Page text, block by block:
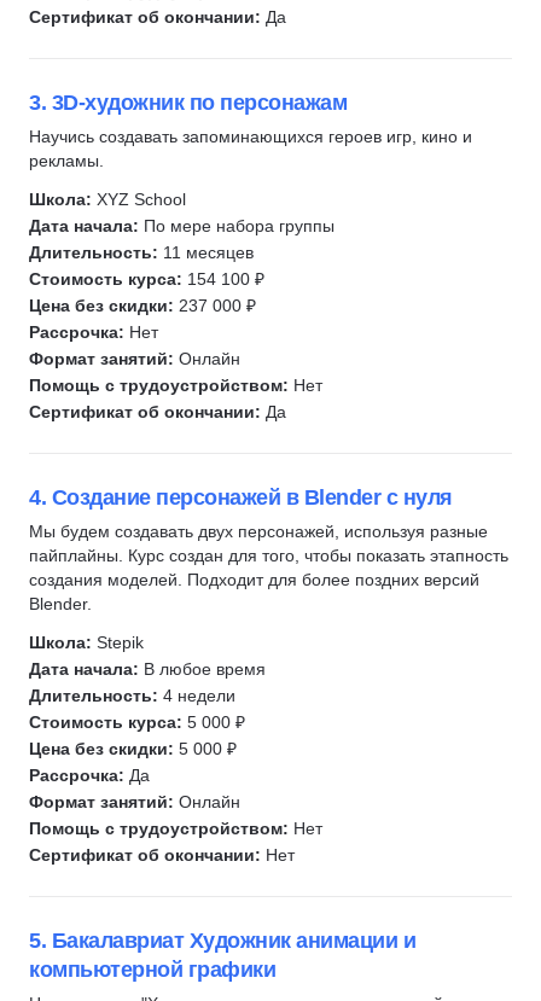
BIM
Ландшафтный дизайн
Текстильный декор
3D анимация
Создание спецэффектов
Художник по окружению
Нарративный дизайнер
Курсы коммерческих редакторов
Сертификат об окончании: Да
3. 3D-художник по персонажам
Научись создавать запоминающихся героев игр, кино и
рекламы.
Школа: XYZ School
Дата начала: По мере набора группы
Длительность: 11 месяцев
Стоимость курса: 154 100 ₽
Цена без скидки: 237 000 ₽
Рассрочка: Нет
Формат занятий: Онлайн
Помощь с трудоустройством: Нет
Сертификат об окончании: Да
4. Создание персонажей в Blender с нуля
Мы будем создавать двух персонажей, используя разные
пайплайны. Курс создан для того, чтобы показать этапность
создания моделей. Подходит для более поздних версий
Blender.
Школа: Stepik
Дата начала: В любое время
Длительность: 4 недели
Стоимость курса: 5 000 ₽
Цена без скидки: 5 000 ₽
Рассрочка: Да
Формат занятий: Онлайн
Помощь с трудоустройством: Нет
Сертификат об окончании: Нет
5. Бакалавриат Художник анимации и
компьютерной графики